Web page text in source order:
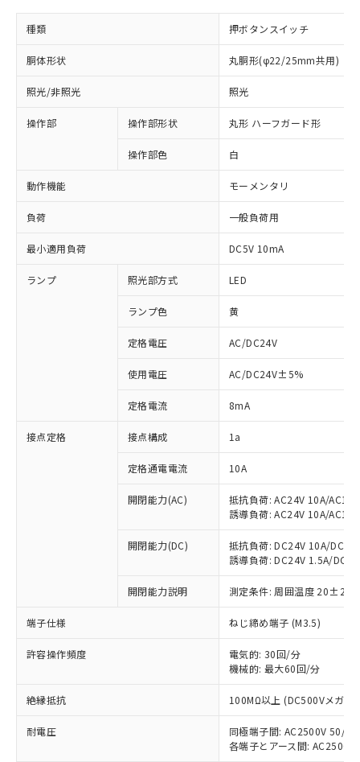
種類 押ボタンスイッチ
胴体形状 丸胴形(φ22/25mm共用)
照光/非照光 照光
操作部 操作部形状 丸形 ハーフガード形
操作部色 白
動作機能 モーメンタリ
負荷 一般負荷用
最小適用負荷 DC5V 10mA
ランプ 照光部方式 LED
ランプ色 黄
定格電圧 AC/DC24V
使用電圧 AC/DC24V±5%
定格電流 8mA
接点定格 接点構成 1a
定格通電電流 10A
開閉能力(AC)
抵抗負荷: AC24V 10A/
誘導負荷: AC24V 10A/
開閉能力(DC)
抵抗負荷: DC24V 10A/
誘導負荷: DC24V 1.5A/
開閉能力説明 測定条件: 周囲温度 20±2℃
端子仕様 ねじ締め端子 (M3.5)
許容操作頻度
電気的: 30回/分
機械的: 最大60回/分
絶縁抵抗 100MΩ以上 (DC500Vメガ)
耐電圧
同極端子間: AC2500V 50/
各端子とアース間:
ご利用条件
以下の条件をお読みいただき、同意のうえ
ご利用ください。
本サービスは、当社制御機器事業取扱
商品の当社在庫状況および標準価格
(税抜)を提供させていただくもので
当社制御機器事業取扱商品の中には、
本サービスの対象外となる商品もある
ことをご了承ください。
在庫状況および標準価格照会結果は、
記載している更新日時点での社内デー
タに基づき作成されるものであり、閲
覧された時点での実際の在庫および標
対応済み：EU RoHS指令（10物質）の
非含有に対応した製品が提供可能な商品で
対応予定：EU RoHS指令（10物質）の非含
有に対応した製品に切り替える予定のある
対応予定なし：EU RoHS指令（10物質）の
非含有に非対応の商品で、対応品を出す予
調査・確認中：EU RoHS指令（10物質）の
非含有の対応状況を調査中または確認中の
非該当品：ライセンス料など無形物で、有
害物質有無と関係のない商品です。
仕入先様の事情により、非含有部品として
いたものが、含有品と判明した場合などや
鉛(Pb) 1000ppm以下、 水銀(Hg) 1000ppm以下、 カド
※1 中国RoHS○×表
「○」：最大均質材料含有率が中国RoHSの
基準値以下であることを示します。
「×」：最大均質材料含有率が中国RoHSの
基準値を超えていることを示します。
「－」：未確認です。当社販売部門へお問
い合わせください。
*中国RoHS10物質の基準値 (GB/T26572)：
Pb(鉛) :1000ppm、 Hg(水銀) : 1000ppm、 Cd(カドミウ
当社は、これら貴社製品のうち、外国
為替および外国貿易法に定める商品
（以下｢規制貨物等」という）を輸出
または国外への提供する場合は、日本
国政府の輸出許可(または役務取引許